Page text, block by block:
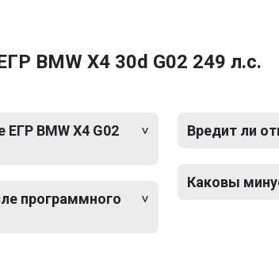
BMW X4 30d G02 249 л.с.
BMW X4 G02
программного
Вредит ли
Каковы